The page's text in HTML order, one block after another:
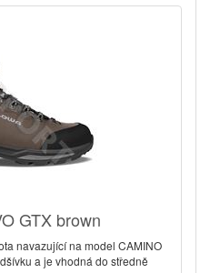
GTX brown
navazující na model CAMINO
a je vhodná do středně